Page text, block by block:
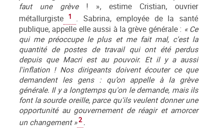
faut une grève ! », estime Cristian, ouvrier
métallurgiste 1
. Sabrina, employée de la santé
publique, appelle elle aussi à la grève générale : « Ce
qui me préoccupe le plus et me fait mal, c'est la
quantité de postes de travail qui ont été perdus
depuis que Macri est au pouvoir. Et il y a aussi
l'inflation ! Nos dirigeants doivent écouter ce que
demandent les gens : qu’on appelle à la grève
générale. Il y a longtemps qu'on le demande, mais ils
font la sourde oreille, parce qu'ils veulent donner une
opportunité au gouvernement de réagir et amorcer
un changement»2 .